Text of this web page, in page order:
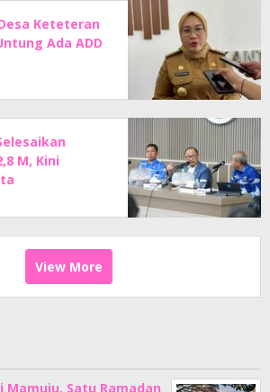
Keteteran
Ada ADD
M, Kini
View More
Satu Ramadan